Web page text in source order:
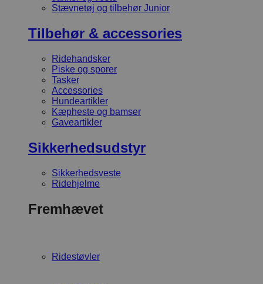
Stævnetøj og tilbehør Junior
Tilbehør & accessories
Ridehandsker
Piske og sporer
Tasker
Accessories
Hundeartikler
Kæpheste og bamser
Gaveartikler
Sikkerhedsudstyr
Sikkerhedsveste
Ridehjelme
Fremhævet
Ridestøvler